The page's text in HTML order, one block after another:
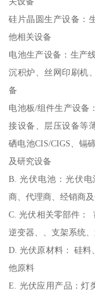
硅片晶圆生产设备：
他相关设备
电池生产设备：生产
沉积炉、丝网印刷机
备
电池板/组件生产设备
接设备、层压设备等
硒电池CIS/CIGS、镉
及研究设备
B. 光伏电池：光伏
商、代理商、经销商
C. 光伏相关零部件：
逆变器、、支架系统
D. 光伏原材料： 硅料
他原料
E. 光伏应用产品：灯